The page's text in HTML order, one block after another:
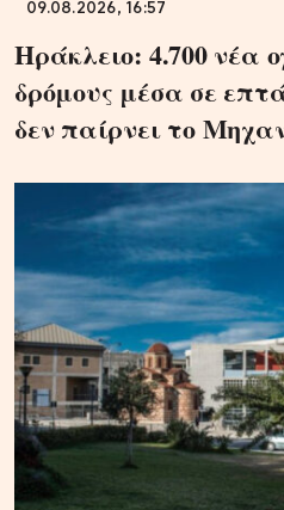
09.08.2026, 16:57
Ηράκλειο: 4.700 νέα
δρόμους μέσα σε
δεν παίρνει το